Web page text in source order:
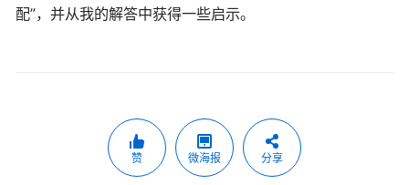
配”，并从我的解答中获得一些启示。
赞 微海报 分享